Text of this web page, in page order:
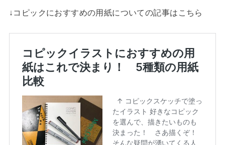
↓コピックにおすすめの用紙についての記事はこちら